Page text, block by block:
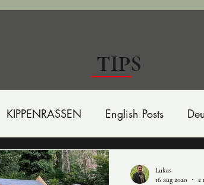
TIPS
KIPPENRASSEN English Posts
Lukas
16 aug 2020
2